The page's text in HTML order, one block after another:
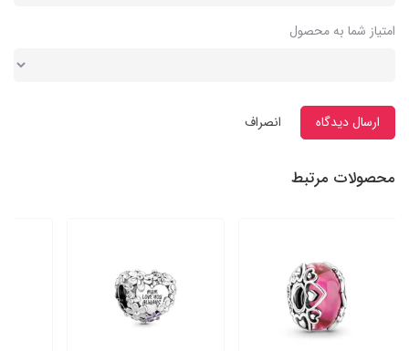
امتیاز شما به محصول
ارسال دیدگاه انصراف
محصولات مرتبط